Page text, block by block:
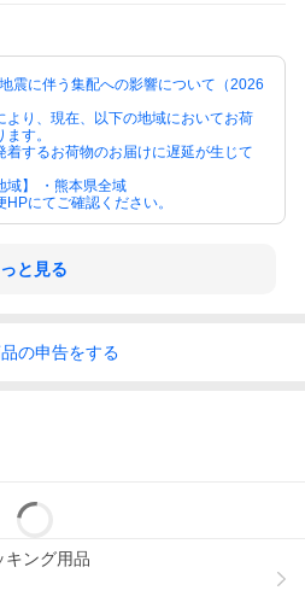
震に伴う集配への影響について（2026
より、現在、以下の地域においてお荷
す。
着するお荷物のお届けに遅延が生じて
域】 ・熊本県全域
にてご確認ください。
と見る
の申告をする
キング用品